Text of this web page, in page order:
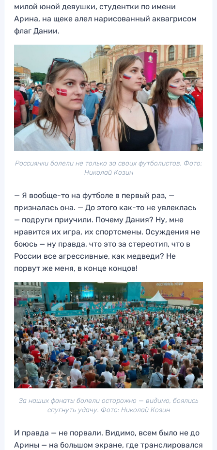
милой юной девушки, студентки по имени
Арина, на щеке алел нарисованный аквагрисом
флаг Дании.
Россиянки болели не только за своих футболистов. Фото:
Николай Козин
— Я вообще-то на футболе в первый раз, —
призналась она. — До этого как-то не увлеклась
— подруги приучили. Почему Дания? Ну, мне
нравится их игра, их спортсмены. Осуждения не
боюсь — ну правда, что это за стереотип, что в
России все агрессивные, как медведи? Не
порвут же меня, в конце концов!
За наших фанаты болели осторожно — видимо, боялись
спугнуть удачу. Фото: Николай Козин
И правда — не порвали. Видимо, всем было не до
Арины — на большом экране, где транслировался